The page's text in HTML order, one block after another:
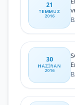
21
TEMMUZ
2016
30
HAZIRAN
2016